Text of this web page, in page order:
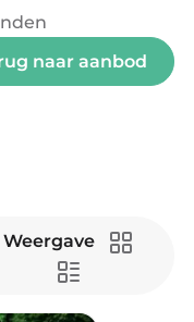
naar aanbod
Weergave